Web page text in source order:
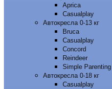
Aprica
Casualplay
Автокресла 0-13 кг
Bruca
Casualplay
Concord
Reindeer
Simple Parenting
Автокресла 0-18 кг
Casualplay